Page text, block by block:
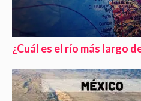
¿Cuál es el río más largo